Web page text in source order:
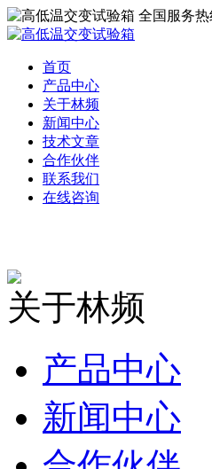
全国服务
首页
产品中心
关于林频
新闻中心
技术文章
合作伙伴
联系我们
在线咨询
关于林频
产品中心
新闻中心